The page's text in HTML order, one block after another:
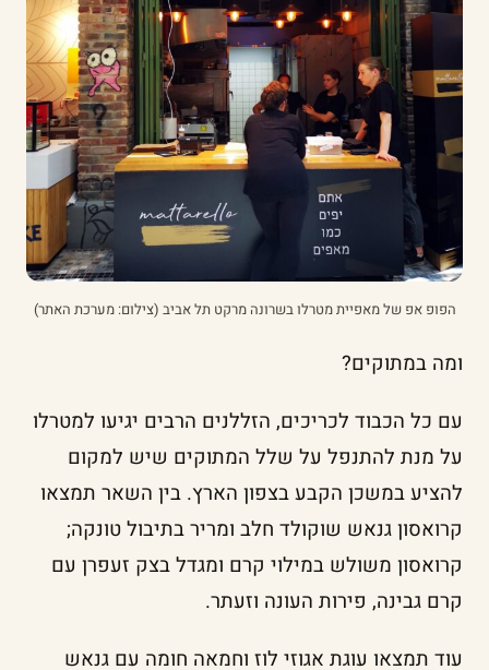
הפופ אפ של מאפיית מטרלו בשרונה מרקט תל אביב (צילום: מערכת האתר)
ומה במתוקים?
עם כל הכבוד לכריכים, הזללנים הרבים יגיעו למטרלו
על מנת להתנפל על שלל המתוקים שיש למקום
להציע במשכן הקבע בצפון הארץ. בין השאר תמצאו
קרואסון גנאש שוקולד חלב ומריר בתיבול טונקה;
קרואסון משולש במילוי קרם ומגדל בצק זעפרן עם
קרם גבינה, פירות העונה וזעתר.
עוד תמצאו עוגת אגוזי לוז וחמאה חומה עם גנאש